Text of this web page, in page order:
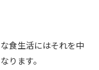
食生活にはそれを中
ります。